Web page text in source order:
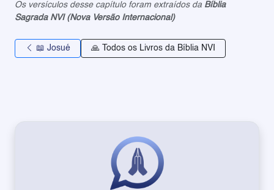
Os versículos desse capítulo foram extraídos da Bíblia
Sagrada NVI (Nova Versão Internacional)
📖 Josué 🙏 Todos os Livros da Bíblia NVI